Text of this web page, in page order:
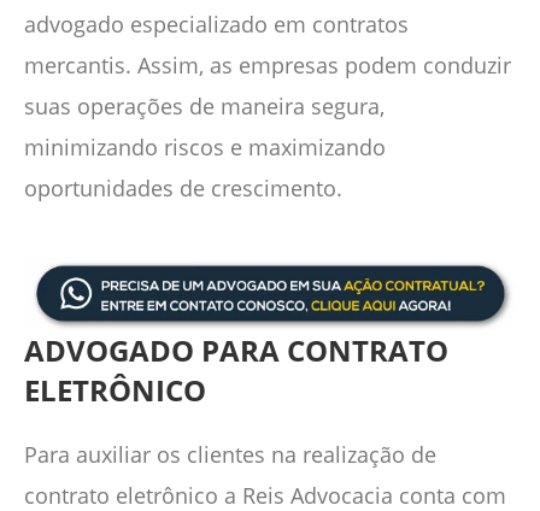
advogado especializado em contratos
mercantis. Assim, as empresas podem conduzir
suas operações de maneira segura,
minimizando riscos e maximizando
oportunidades de crescimento.
ADVOGADO PARA CONTRATO
ELETRÔNICO
Para auxiliar os clientes na realização de
contrato eletrônico a Reis Advocacia conta com